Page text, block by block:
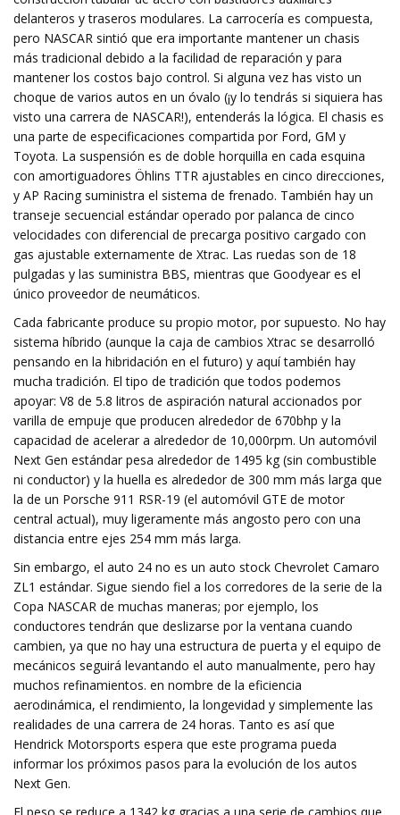
delanteros y traseros modulares. La carrocería es compuesta,
pero NASCAR sintió que era importante mantener un chasis
más tradicional debido a la facilidad de reparación y para
mantener los costos bajo control. Si alguna vez has visto un
choque de varios autos en un óvalo (¡y lo tendrás si siquiera has
visto una carrera de NASCAR!), entenderás la lógica. El chasis es
una parte de especificaciones compartida por Ford, GM y
Toyota. La suspensión es de doble horquilla en cada esquina
con amortiguadores Öhlins TTR ajustables en cinco direcciones,
y AP Racing suministra el sistema de frenado. También hay un
transeje secuencial estándar operado por palanca de cinco
velocidades con diferencial de precarga positivo cargado con
gas ajustable externamente de Xtrac. Las ruedas son de 18
pulgadas y las suministra BBS, mientras que Goodyear es el
único proveedor de neumáticos.
Cada fabricante produce su propio motor, por supuesto. No hay
sistema híbrido (aunque la caja de cambios Xtrac se desarrolló
pensando en la hibridación en el futuro) y aquí también hay
mucha tradición. El tipo de tradición que todos podemos
apoyar: V8 de 5.8 litros de aspiración natural accionados por
varilla de empuje que producen alrededor de 670bhp y la
capacidad de acelerar a alrededor de 10,000rpm. Un automóvil
Next Gen estándar pesa alrededor de 1495 kg (sin combustible
ni conductor) y la huella es alrededor de 300 mm más larga que
la de un Porsche 911 RSR-19 (el automóvil GTE de motor
central actual), muy ligeramente más angosto pero con una
distancia entre ejes 254 mm más larga.
Sin embargo, el auto 24 no es un auto stock Chevrolet Camaro
ZL1 estándar. Sigue siendo fiel a los corredores de la serie de la
Copa NASCAR de muchas maneras; por ejemplo, los
conductores tendrán que deslizarse por la ventana cuando
cambien, ya que no hay una estructura de puerta y el equipo de
mecánicos seguirá levantando el auto manualmente, pero hay
muchos refinamientos. en nombre de la eficiencia
aerodinámica, el rendimiento, la longevidad y simplemente las
realidades de una carrera de 24 horas. Tanto es así que
Hendrick Motorsports espera que este programa pueda
informar los próximos pasos para la evolución de los autos
Next Gen.